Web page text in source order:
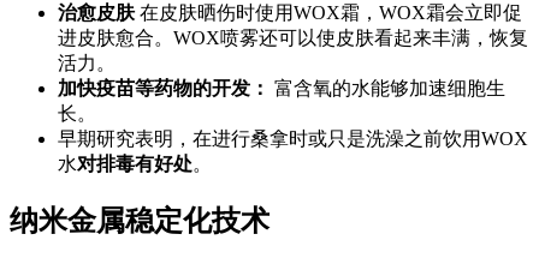
治愈皮肤在皮肤晒伤时使用WOX霜，WOX霜会立即促
进皮肤愈合。WOX喷雾还可以使皮肤看起来丰满，恢复
活力。
加快疫苗等药物的开发： 富含氧的水能够加速细胞生
长。
早期研究表明，在进行桑拿时或只是洗澡之前饮用WOX
水对排毒有好处。
纳米金属稳定化技术